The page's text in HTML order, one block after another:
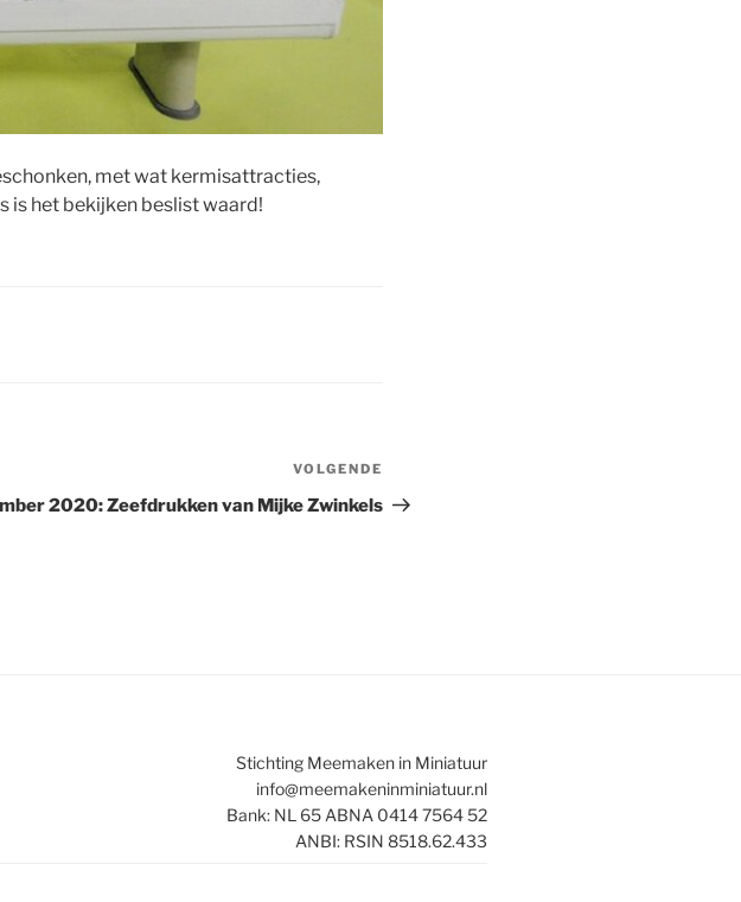
met wat kermisattracties,
is het bekijken beslist waard!
bericht
VOLGENDE
2020: Zeefdrukken van Mijke Zwinkels
Stichting Meemaken in Miniatuur
info@meemakeninminiatuur.nl
Bank: NL 65 ABNA 0414 7564 52
ANBI: RSIN 8518.62.433